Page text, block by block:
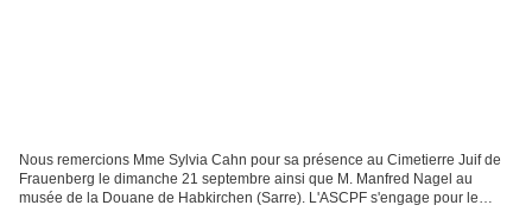
Nous remercions Mme Sylvia Cahn pour sa présence au Cimetierre Juif de
Frauenberg le dimanche 21 septembre ainsi que M. Manfred Nagel au
musée de la Douane de Habkirchen (Sarre). L'ASCPF s'engage pour le